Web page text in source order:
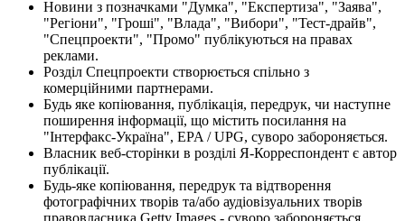
Новини з позначками "Думка", "Експертиза", "Заява",
"Регіони", "Гроші", "Влада", "Вибори", "Тест-драйв",
"Спецпроекти", "Промо" публікуються на правах
реклами.
Розділ Спецпроекти створюється спільно з
комерційними партнерами.
Будь яке копіювання, публікація, передрук, чи наступне
поширення інформації, що містить посилання на
"Інтерфакс-Україна", EPA / UPG, суворо забороняється.
Власник веб-сторінки в розділі Я-Корреспондент є автор
публікації.
Будь-яке копіювання, передрук та відтворення
фотографічних творів та/або аудіовізуальних творів